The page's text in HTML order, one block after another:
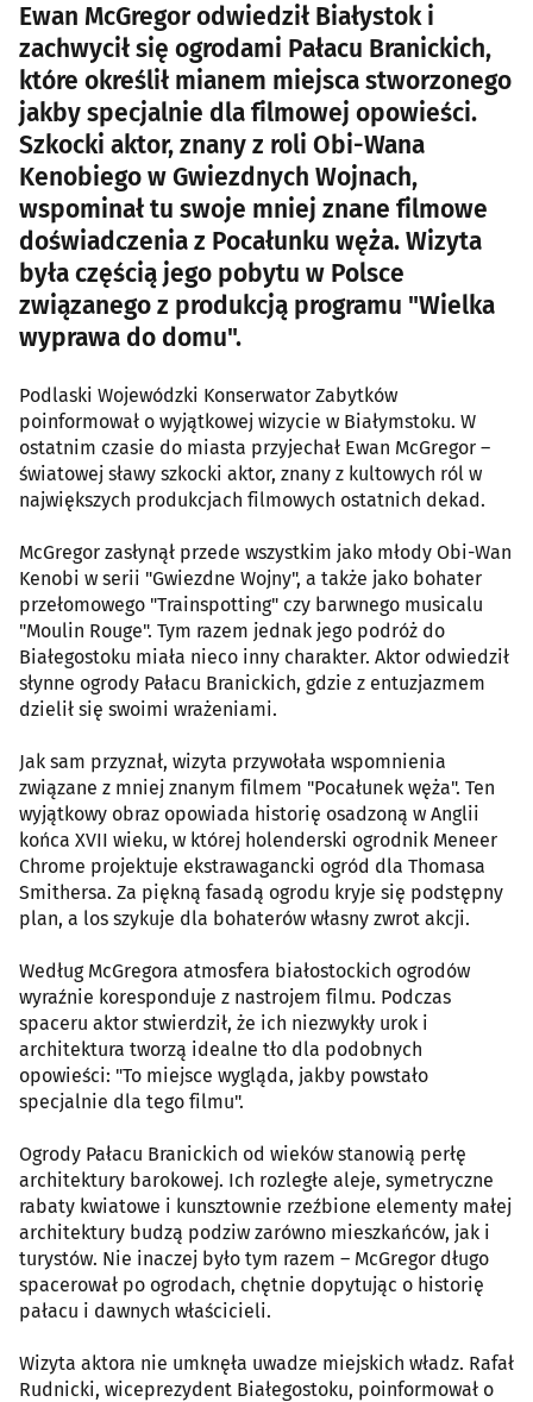
Ewan McGregor odwiedził Białystok i
zachwycił się ogrodami Pałacu Branickich,
które określił mianem miejsca stworzonego
jakby specjalnie dla filmowej opowieści.
Szkocki aktor, znany z roli Obi-Wana
Kenobiego w Gwiezdnych Wojnach,
wspominał tu swoje mniej znane filmowe
doświadczenia z Pocałunku węża. Wizyta
była częścią jego pobytu w Polsce
związanego z produkcją programu "Wielka
wyprawa do domu".
Podlaski Wojewódzki Konserwator Zabytków
poinformował o wyjątkowej wizycie w Białymstoku. W
ostatnim czasie do miasta przyjechał Ewan McGregor –
światowej sławy szkocki aktor, znany z kultowych ról w
największych produkcjach filmowych ostatnich dekad.
McGregor zasłynął przede wszystkim jako młody Obi-Wan
Kenobi w serii "Gwiezdne Wojny", a także jako bohater
przełomowego "Trainspotting" czy barwnego musicalu
"Moulin Rouge". Tym razem jednak jego podróż do
Białegostoku miała nieco inny charakter. Aktor odwiedził
słynne ogrody Pałacu Branickich, gdzie z entuzjazmem
dzielił się swoimi wrażeniami.
Jak sam przyznał, wizyta przywołała wspomnienia
związane z mniej znanym filmem "Pocałunek węża". Ten
wyjątkowy obraz opowiada historię osadzoną w Anglii
końca XVII wieku, w której holenderski ogrodnik Meneer
Chrome projektuje ekstrawagancki ogród dla Thomasa
Smithersa. Za piękną fasadą ogrodu kryje się podstępny
plan, a los szykuje dla bohaterów własny zwrot akcji.
Według McGregora atmosfera białostockich ogrodów
wyraźnie koresponduje z nastrojem filmu. Podczas
spaceru aktor stwierdził, że ich niezwykły urok i
architektura tworzą idealne tło dla podobnych
opowieści: "To miejsce wygląda, jakby powstało
specjalnie dla tego filmu".
Ogrody Pałacu Branickich od wieków stanowią perłę
architektury barokowej. Ich rozległe aleje, symetryczne
rabaty kwiatowe i kunsztownie rzeźbione elementy małej
architektury budzą podziw zarówno mieszkańców, jak i
turystów. Nie inaczej było tym razem – McGregor długo
spacerował po ogrodach, chętnie dopytując o historię
pałacu i dawnych właścicieli.
Wizyta aktora nie umknęła uwadze miejskich władz. Rafał
Rudnicki, wiceprezydent Białegostoku, poinformował o